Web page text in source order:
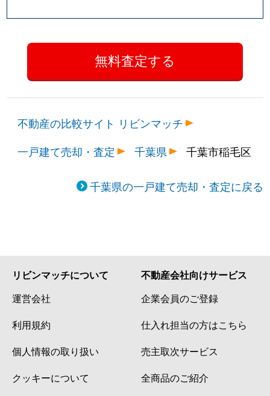
不動産の比較サイト リビンマッチ
一戸建て売却・査定
千葉県 千葉市稲毛区
千葉県の一戸建て売却・査定に戻る
リビンマッチについて
運営会社
利用規約
個人情報の取り扱い
クッキーについて
不動産会社向けサービス
企業会員のご登録
仕入れ担当の方はこちら
売主取次サービス
全商品のご紹介